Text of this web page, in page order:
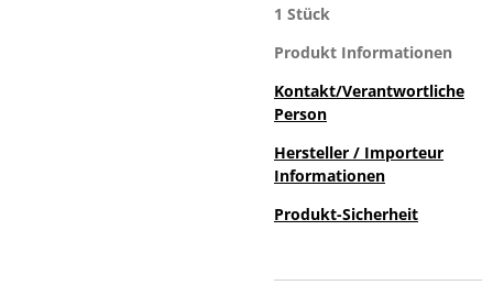
1 Stück
Produkt Informationen
Kontakt/Verantwortliche
Person
Hersteller / Importeur
Informationen
Produkt-Sicherheit